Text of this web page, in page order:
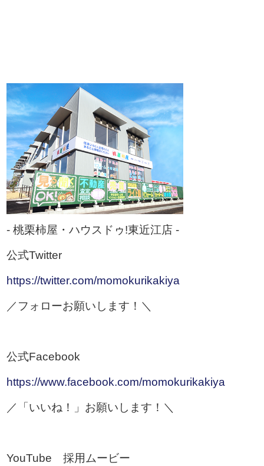
- 桃栗柿屋・ハウスドゥ!東近江店 -
公式Twitter
https://twitter.com/momokurikakiya
／フォローお願いします！＼
公式Facebook
https://www.facebook.com/momokurikakiya
／「いいね！」お願いします！＼
YouTube 採用ムービー